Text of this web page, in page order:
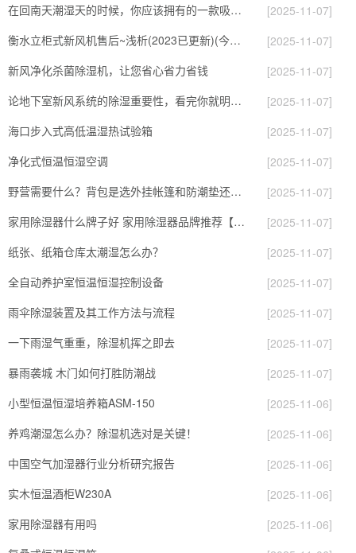
在回南天潮湿天的时候，你应该拥有的一款吸湿神器
[2025-11-07]
衡水立柜式新风机售后~浅析(2023已更新)(今日／推荐)
[2025-11-07]
新风净化杀菌除湿机，让您省心省力省钱
[2025-11-07]
论地下室新风系统的除湿重要性，看完你就明白了
[2025-11-07]
海口步入式高低温湿热试验箱
[2025-11-07]
净化式恒温恒湿空调
[2025-11-07]
野营需要什么？背包是选外挂帐篷和防潮垫还是买大一点装进去？
[2025-11-07]
家用除湿器什么牌子好 家用除湿器品牌推荐【详解】
[2025-11-07]
纸张、纸箱仓库太潮湿怎么办？
[2025-11-07]
全自动养护室恒温恒湿控制设备
[2025-11-07]
雨伞除湿装置及其工作方法与流程
[2025-11-07]
一下雨湿气重重，除湿机挥之即去
[2025-11-07]
暴雨袭城 木门如何打胜防潮战
[2025-11-07]
小型恒温恒湿培养箱ASM-150
[2025-11-06]
养鸡潮湿怎么办？除湿机选对是关键！
[2025-11-06]
中国空气加湿器行业分析研究报告
[2025-11-06]
实木恒温酒柜W230A
[2025-11-06]
家用除湿器有用吗
[2025-11-06]